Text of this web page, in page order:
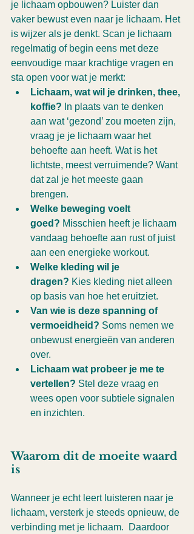
je lichaam opbouwen? Luister dan
vaker bewust even naar je lichaam. Het
is wijzer als je denkt. Scan je lichaam
regelmatig of begin eens met deze
eenvoudige maar krachtige vragen en
sta open voor wat je merkt:
Lichaam, wat wil je drinken, thee,
koffie? In plaats van te denken
aan wat ‘gezond’ zou moeten zijn,
vraag je je lichaam waar het
behoefte aan heeft. Wat is het
lichtste, meest verruimende? Want
dat zal je het meeste gaan
brengen.
Welke beweging voelt
goed? Misschien heeft je lichaam
vandaag behoefte aan rust of juist
aan een energieke workout.
Welke kleding wil je
dragen? Kies kleding niet alleen
op basis van hoe het eruitziet.
Van wie is deze spanning of
vermoeidheid? Soms nemen we
onbewust energieën van anderen
over.
Lichaam wat probeer je me te
vertellen? Stel deze vraag en
wees open voor subtiele signalen
en inzichten.
Waarom dit de moeite waard
is
Wanneer je echt leert luisteren naar je
lichaam, versterk je steeds opnieuw, de
verbinding met je lichaam.  Daardoor